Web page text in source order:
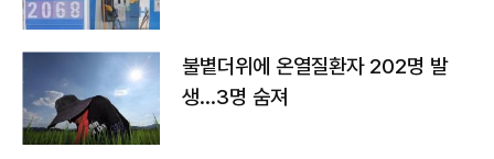
불볕더위에 온열질환자 202명 발
생…3명 숨져